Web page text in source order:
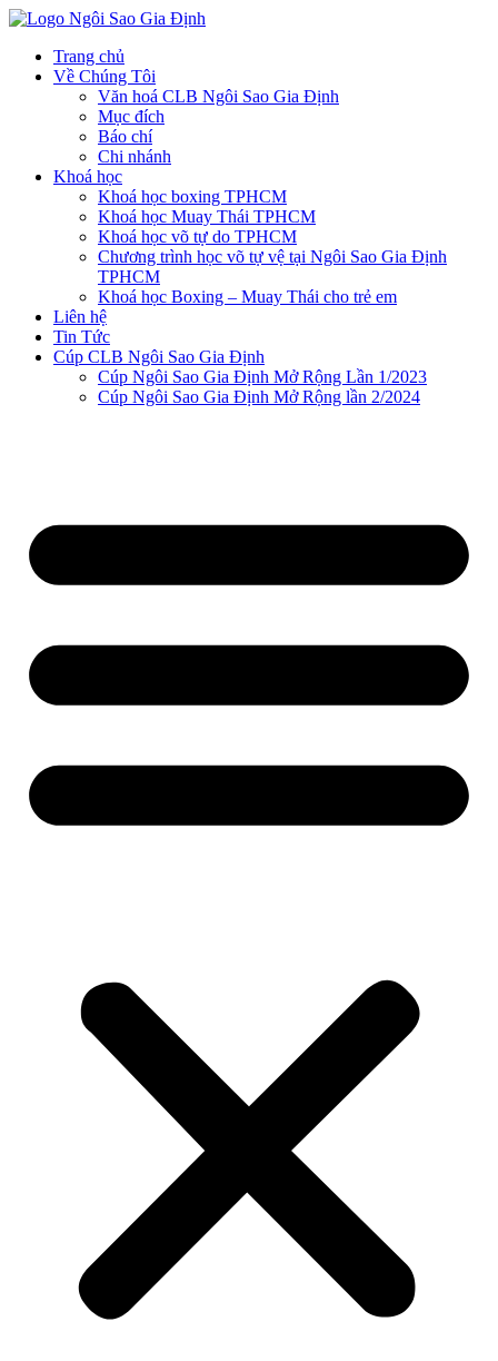
Trang chủ
Về Chúng Tôi
Văn hoá CLB Ngôi Sao Gia Định
Mục đích
Báo chí
Chi nhánh
Khoá học
Khoá học boxing TPHCM
Khoá học Muay Thái TPHCM
Khoá học võ tự do TPHCM
Chương trình học võ tự vệ tại Ngôi Sao Gia Định
TPHCM
Khoá học Boxing – Muay Thái cho trẻ em
Liên hệ
Tin Tức
Cúp CLB Ngôi Sao Gia Định
Cúp Ngôi Sao Gia Định Mở Rộng Lần 1/2023
Cúp Ngôi Sao Gia Định Mở Rộng lần 2/2024